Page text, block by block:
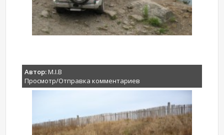
Автор:M.I.B
Просмотр/Отправка комментариев